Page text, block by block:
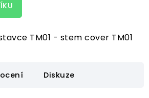
TM01 - stem cover TM01
Diskuze